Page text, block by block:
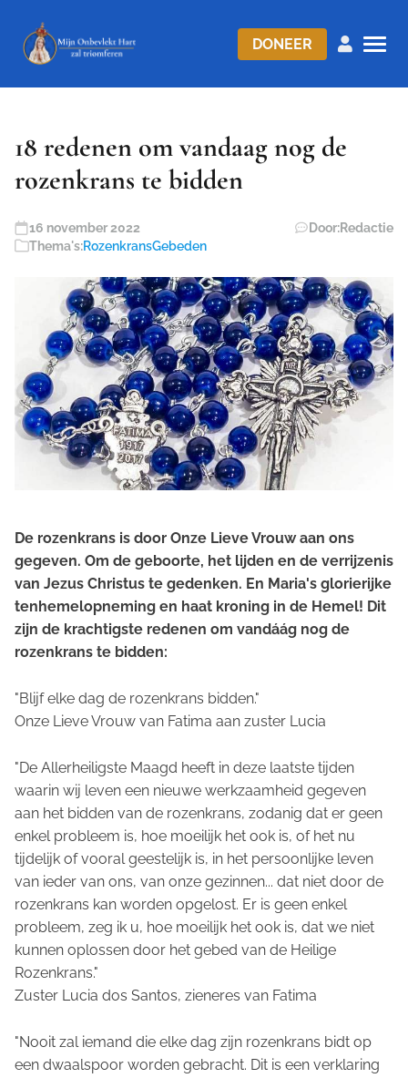
DONEER
18 redenen om vandaag nog de
rozenkrans te bidden
16 november 2022 Door:Redactie
Thema's:RozenkransGebeden
De rozenkrans is door Onze Lieve Vrouw aan ons
gegeven. Om de geboorte, het lijden en de verrijzenis
van Jezus Christus te gedenken. En Maria's glorierijke
tenhemelopneming en haat kroning in de Hemel! Dit
zijn de krachtigste redenen om vandáág nog de
rozenkrans te bidden:
"Blijf elke dag de rozenkrans bidden."
Onze Lieve Vrouw van Fatima aan zuster Lucia
"De Allerheiligste Maagd heeft in deze laatste tijden
waarin wij leven een nieuwe werkzaamheid gegeven
aan het bidden van de rozenkrans, zodanig dat er geen
enkel probleem is, hoe moeilijk het ook is, of het nu
tijdelijk of vooral geestelijk is, in het persoonlijke leven
van ieder van ons, van onze gezinnen... dat niet door de
rozenkrans kan worden opgelost. Er is geen enkel
probleem, zeg ik u, hoe moeilijk het ook is, dat we niet
kunnen oplossen door het gebed van de Heilige
Rozenkrans."
Zuster Lucia dos Santos, zieneres van Fatima
"Nooit zal iemand die elke dag zijn rozenkrans bidt op
een dwaalspoor worden gebracht. Dit is een verklaring